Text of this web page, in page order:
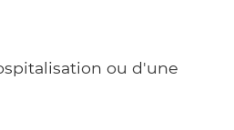
ou d'une